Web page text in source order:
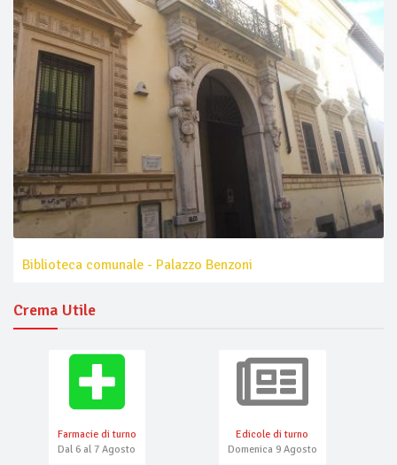
Biblioteca comunale - Palazzo Benzoni
Crema Utile
Farmacie di turno
Dal 6 al 7 Agosto
Edicole di turno
Domenica 9 Agosto